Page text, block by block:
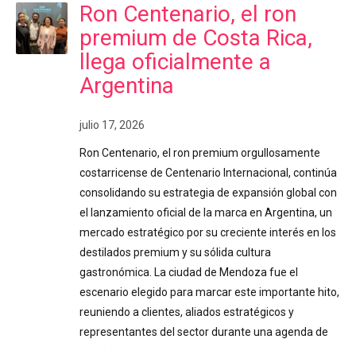
Ron Centenario, el ron
premium de Costa Rica,
llega oficialmente a
Argentina
julio 17, 2026
Ron Centenario, el ron premium orgullosamente
costarricense de Centenario Internacional, continúa
consolidando su estrategia de expansión global con
el lanzamiento oficial de la marca en Argentina, un
mercado estratégico por su creciente interés en los
destilados premium y su sólida cultura
gastronómica. La ciudad de Mendoza fue el
escenario elegido para marcar este importante hito,
reuniendo a clientes, aliados estratégicos y
representantes del sector durante una agenda de